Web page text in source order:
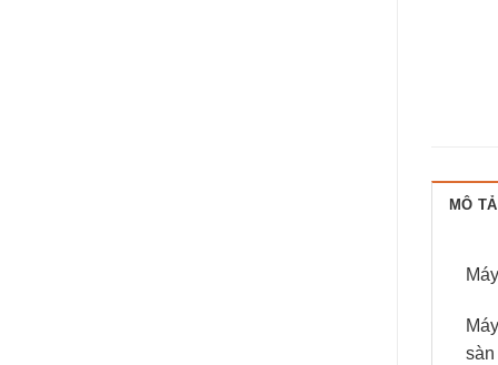
MÔ TẢ
sàn